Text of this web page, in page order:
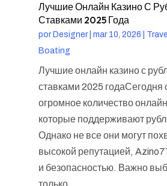
Лучшие Онлайн Казино С
Ставками 2025 Года
por Designer| mar 10, 2026
Boating
Лучшие онлайн казино с
ставками 2025 годаСегодня
огромное количество
которые поддерживают
Однако не все они могут
высокой репутацией,
и безопасностью. Важно